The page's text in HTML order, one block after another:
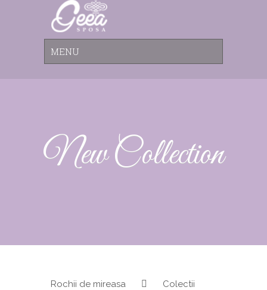
New Collection
Rochii de mireasa
Colectii